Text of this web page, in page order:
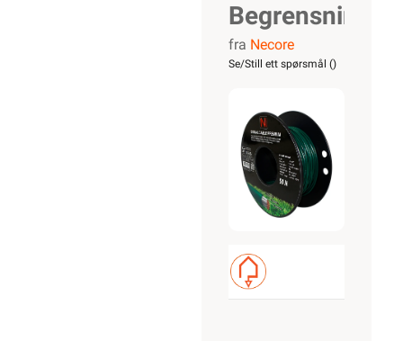
for
50m
fra Necore
Se/Still ett spørsmål ()